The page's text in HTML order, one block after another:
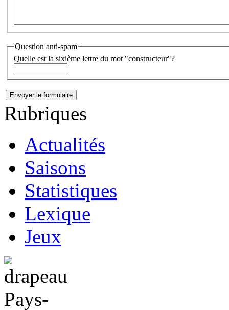
Question anti-spam
Quelle est la sixième lettre du mot "constructeur"?
Rubriques
Actualités
Saisons
Statistiques
Lexique
Jeux